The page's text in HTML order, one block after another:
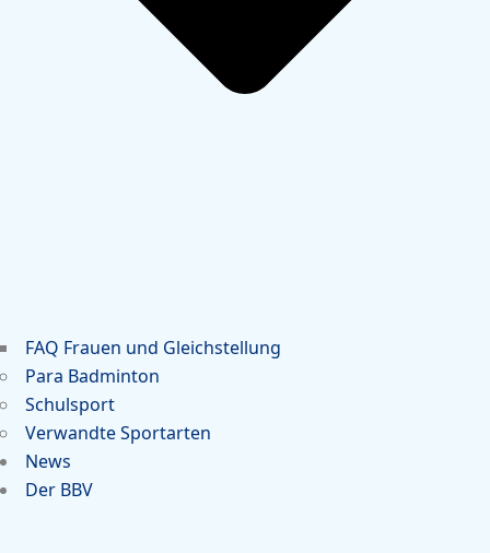
FAQ Frauen und Gleichstellung
Para Badminton
Schulsport
Verwandte Sportarten
News
Der BBV